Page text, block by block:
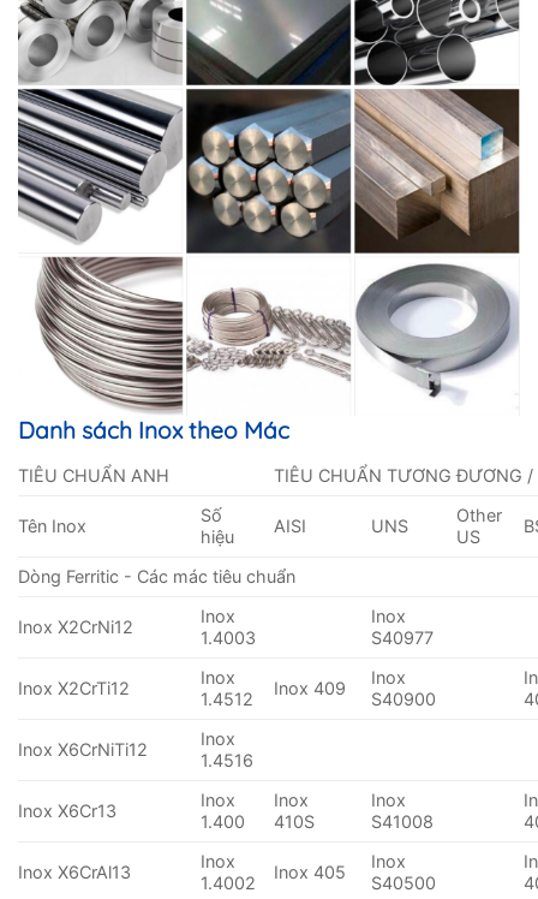
Danh sách Inox theo Mác
TIÊU CHUẨN ANH TIÊU CHUẨN TƯƠNG ĐƯƠNG /
Tên Inox
Số
hiệu
AISI UNS
Other
US
Dòng Ferritic - Các mác tiêu chuẩn
Inox X2CrNi12
Inox
1.4003
Inox
S40977
Inox X2CrTi12
Inox
1.4512
Inox 409
Inox
S40900
Inox X6CrNiTi12
Inox
1.4516
Inox X6Cr13
Inox
1.400
Inox
410S
Inox
S41008
Inox X6CrAl13
Inox
1.4002
Inox 405
Inox
S40500